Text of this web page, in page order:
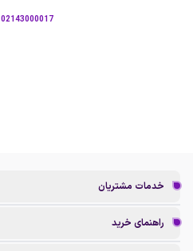
02143000017
خدمات مشتریان
راهنمای خرید